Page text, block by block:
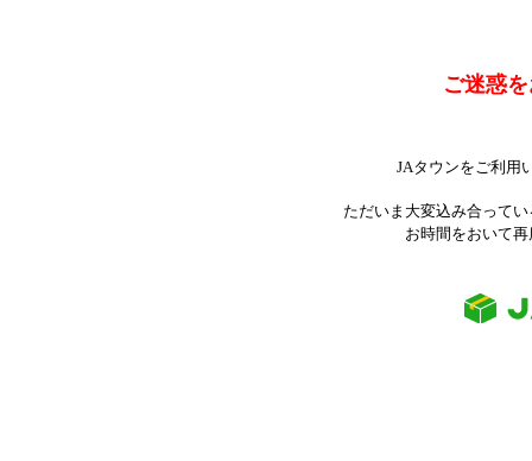
ご迷惑
JAタウンをご利用
ただいま大変込み合って
お時間をおいて